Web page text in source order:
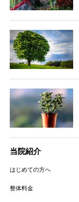
当院紹介
はじめての方へ
整体料金